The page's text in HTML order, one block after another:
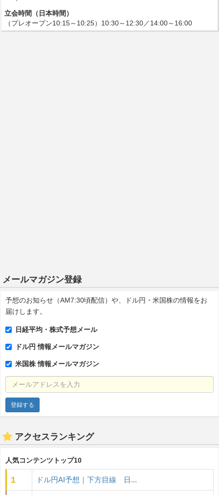
立会時間（日本時間）
（プレオープン10:15～10:25）10:30～12:30／14:00～16:00
メールマガジン登録
予想のお知らせ（AM7:30頃配信）や、ドル円・米国株の情報をお
届けします。
日経平均・株式予想メール
ドル円 情報メールマガジン
米国株 情報メールマガジン
メールアドレスを入力
アクセスランキング
人気コンテンツトップ10
1 ドル円AI予想｜下方目線 日...